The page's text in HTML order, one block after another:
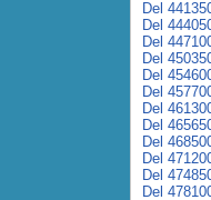
Del
Del
Del
Del
Del
Del
Del
Del
Del
Del
Del
Del